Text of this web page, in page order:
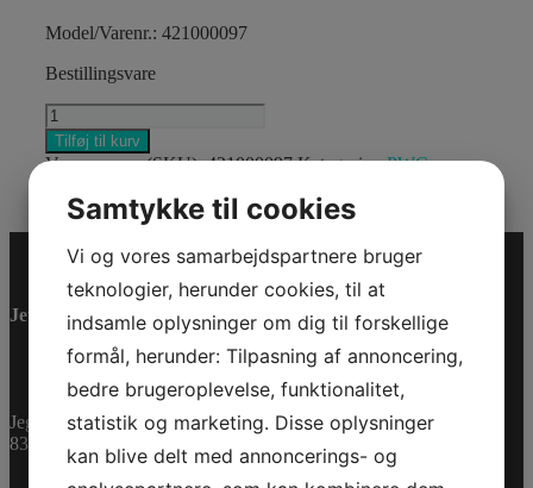
Model/Varenr.: 421000097
Bestillingsvare
REBUILD-
CRANKCASE-
CYLINDER
antal
Tilføj til kurv
Varenummer (SKU):421000097 Kategorier:PWC,
Jet-Trade Powersport
Jegstrupvej 280
8361 Hasselager
Samtykke til cookies
Vi og vores samarbejdspartnere bruger
teknologier, herunder cookies, til at
indsamle oplysninger om dig til forskellige
formål, herunder: Tilpasning af annoncering,
bedre brugeroplevelse, funktionalitet,
statistik og marketing. Disse oplysninger
kan blive delt med annoncerings- og